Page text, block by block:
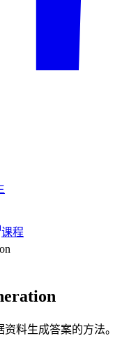
课程
料生成答案的方法。